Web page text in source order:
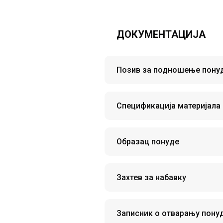
ДОКУМЕНТАЦИЈА
Позив за подношење
Спецификација материјала
Образац понуде
Захтев за набавку
Записник о отварању